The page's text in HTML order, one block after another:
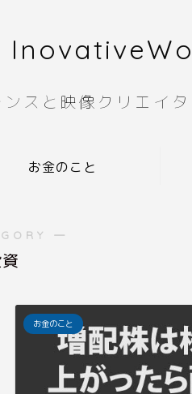
ンスと映像クリエイ
お金のこと
―
お金のこと